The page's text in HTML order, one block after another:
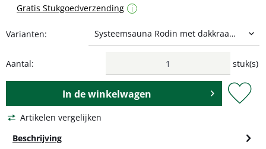
Gratis Stukgoedverzending
i
Varianten:
Aantal: stuk(s)
In dewinkelwagen
Artikelen vergelijken
Beschrijving